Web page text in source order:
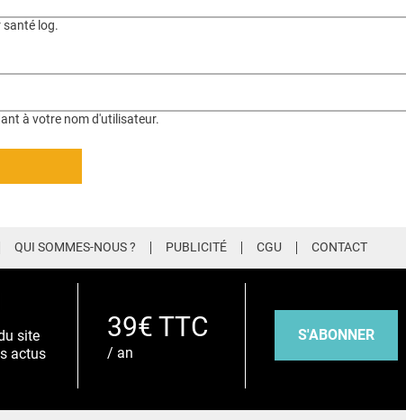
santé log.
à votre nom d'utilisateur.
QUI SOMMES-NOUS ? PUBLICITÉ CGU CONTACT
site
actus
39€ TTC
/ an
S'ABONNER